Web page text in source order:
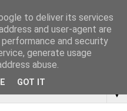
▼
to deliver its services
and user-agent are
and security
generate usage
abuse.
GOT IT